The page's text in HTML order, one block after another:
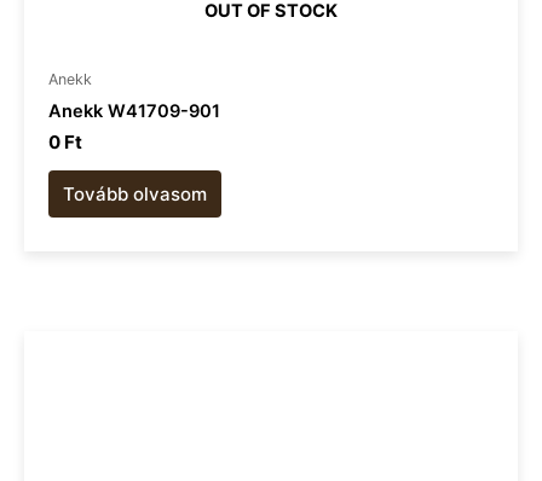
OUT OF STOCK
Anekk
Anekk W41709-901
0 Ft
Tovább olvasom